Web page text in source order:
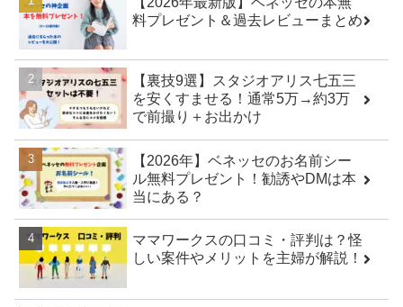
料プレゼント＆過去レビューまとめ
【裏技9選】スタジオアリス七五三
を安くすませる！通常5万→約3万
で前撮り＋お出かけ
【2026年】ベネッセのお名前シー
ル無料プレゼント！勧誘やDMは本
当にある？
ママワークスの口コミ・評判は？怪
しい案件やメリットを主婦が解説！